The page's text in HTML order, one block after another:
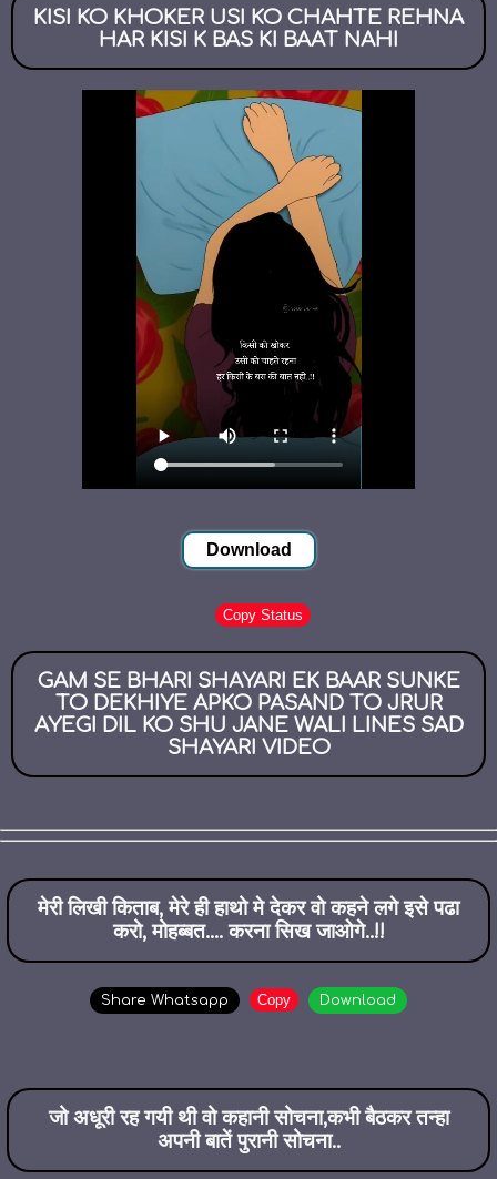
KISI KO KHOKER USI KO CHAHTE REHNA
HAR KISI K BAS KI BAAT NAHI
Download
Copy Status
GAM SE BHARI SHAYARI EK BAAR SUNKE
TO DEKHIYE APKO PASAND TO JRUR
AYEGI DIL KO SHU JANE WALI LINES SAD
SHAYARI VIDEO
मेरी लिखी किताब, मेरे ही हाथो मे देकर वो कहने लगे इसे पढा
करो, मोहब्बत.... करना सिख जाओगे..!!
Share Whatsapp Copy Download
जो अधूरी रह गयी थी वो कहानी सोचना,कभी बैठकर तन्हा
अपनी बातें पुरानी सोचना..